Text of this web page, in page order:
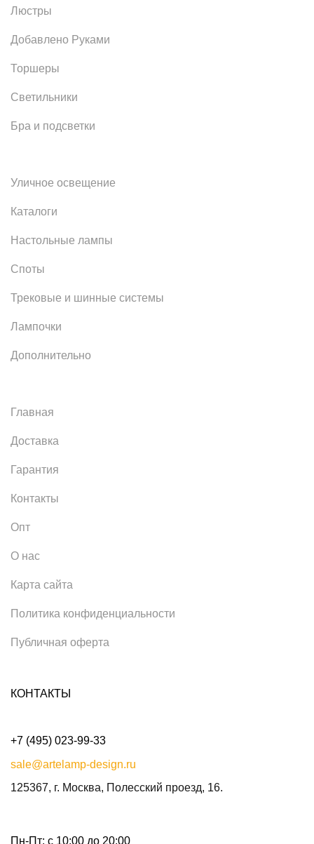
Люстры
Добавлено Руками
Торшеры
Светильники
Бра и подсветки
Уличное освещение
Каталоги
Настольные лампы
Споты
Трековые и шинные системы
Лампочки
Дополнительно
Главная
Доставка
Гарантия
Контакты
Опт
О нас
Карта сайта
Политика конфиденциальности
Публичная оферта
КОНТАКТЫ
+7 (495) 023-99-33
sale@artelamp-design.ru
125367, г. Москва, Полесский проезд, 16.
Пн-Пт: с 10:00 до 20:00